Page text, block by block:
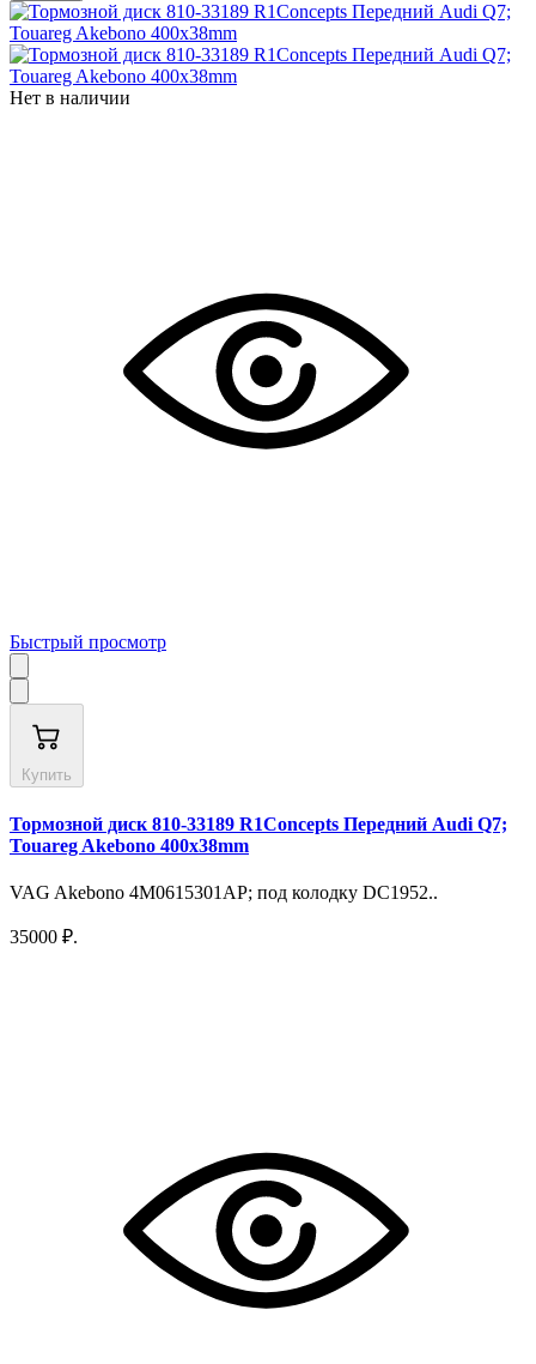
Нет в наличии
Быстрый просмотр
Купить
Тормозной диск 810-33189 R1Concepts Передний Audi Q7;
Touareg Akebono 400х38mm
VAG Akebono 4M0615301AP; под колодку DC1952..
35000 ₽.